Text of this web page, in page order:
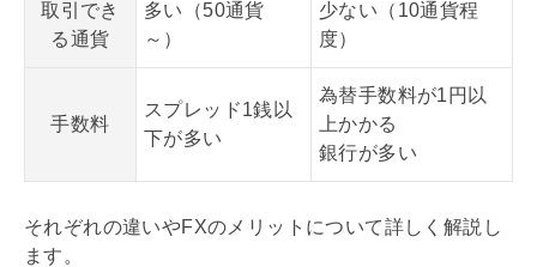
取引でき
る通貨
多い（50通貨
～）
少ない（10通貨程
度）
手数料
スプレッド1銭以
下が多い
為替手数料が1円以
上かかる
銀行が多い
それぞれの違いやFXのメリットについて詳しく解説し
ます。